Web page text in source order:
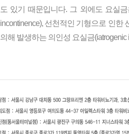
도 있기 때문입니다. 그 외에도 요실
incontinence), 선천적인 기형으로 인한
의해 발생하는 의인성 요실금